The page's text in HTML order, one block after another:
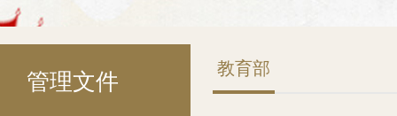
管理文件
教育部